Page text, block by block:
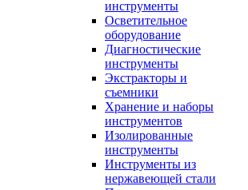
инструменты
Осветительное
оборудование
Диагностические
инструменты
Экстракторы и
съемники
Хранение и наборы
инструментов
Изолированные
инструменты
Инструменты из
нержавеющей стали